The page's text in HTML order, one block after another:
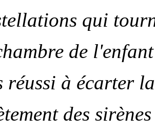
qui
de l'enfant
réussi à écarter
des